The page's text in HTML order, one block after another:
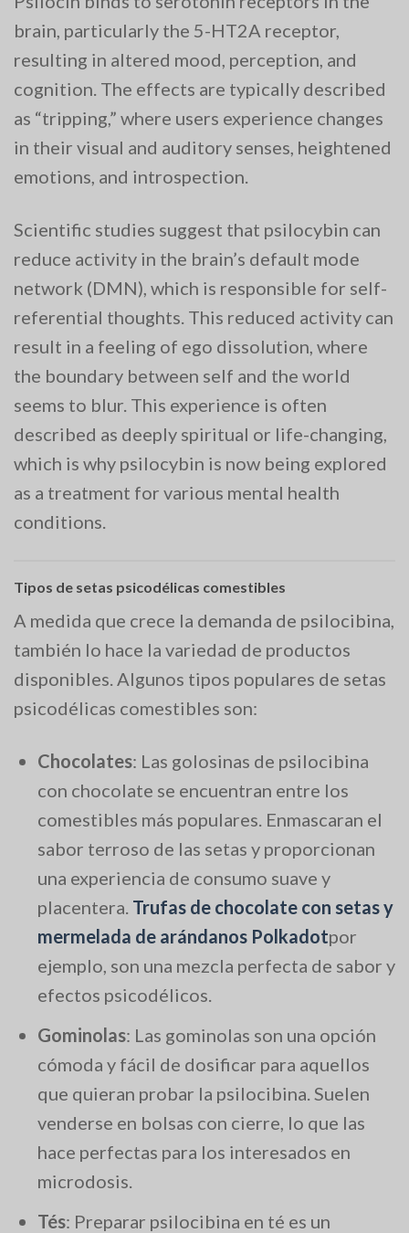
brain, particularly the 5-HT2A receptor,
resulting in altered mood, perception, and
cognition. The effects are typically described
as “tripping,” where users experience changes
in their visual and auditory senses, heightened
emotions, and introspection.
Scientific studies suggest that psilocybin can
reduce activity in the brain’s default mode
network (DMN), which is responsible for self-
referential thoughts. This reduced activity can
result in a feeling of ego dissolution, where
the boundary between self and the world
seems to blur. This experience is often
described as deeply spiritual or life-changing,
which is why psilocybin is now being explored
as a treatment for various mental health
conditions.
Tipos de setas psicodélicas comestibles
A medida que crece la demanda de psilocibina,
también lo hace la variedad de productos
disponibles. Algunos tipos populares de setas
psicodélicas comestibles son:
Chocolates: Las golosinas de psilocibina
con chocolate se encuentran entre los
comestibles más populares. Enmascaran el
sabor terroso de las setas y proporcionan
una experiencia de consumo suave y
placentera. Trufas de chocolate con setas y
mermelada de arándanos Polkadotpor
ejemplo, son una mezcla perfecta de sabor y
efectos psicodélicos.
Gominolas: Las gominolas son una opción
cómoda y fácil de dosificar para aquellos
que quieran probar la psilocibina. Suelen
venderse en bolsas con cierre, lo que las
hace perfectas para los interesados en
microdosis.
Tés: Preparar psilocibina en té es un